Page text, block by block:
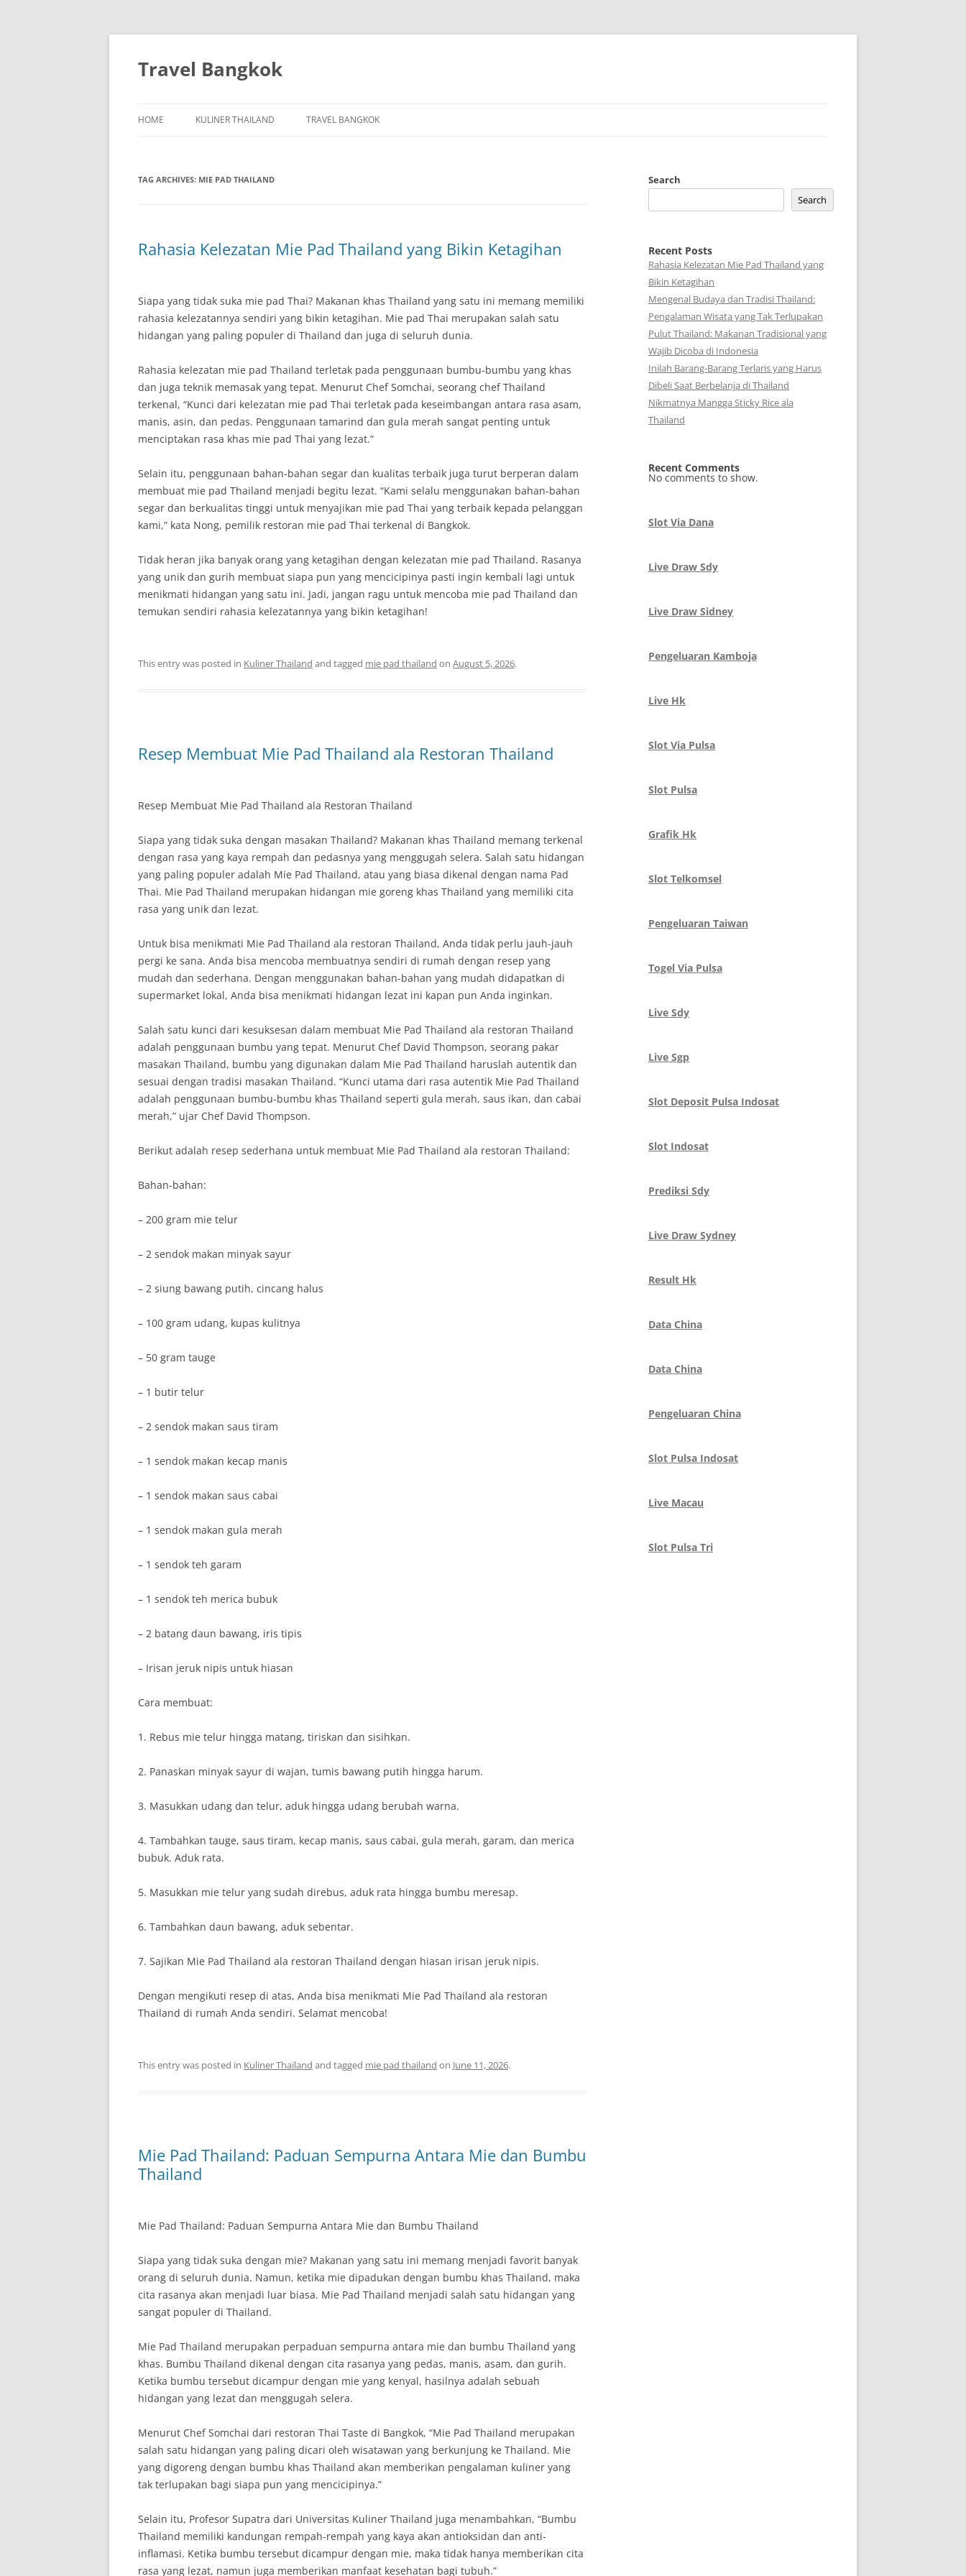
Skip
Travel Bangkok
HOME KULINER THAILAND TRAVEL BANGKOK
TAG ARCHIVES: MIE PAD THAILAND
Rahasia Kelezatan Mie Pad Thailand yang Bikin Ketagihan
Siapa yang tidak suka mie pad Thai? Makanan khas Thailand yang satu ini memang memiliki
rahasia kelezatannya sendiri yang bikin ketagihan. Mie pad Thai merupakan salah satu
hidangan yang paling populer di Thailand dan juga di seluruh dunia.
Rahasia kelezatan mie pad Thailand terletak pada penggunaan bumbu-bumbu yang khas
dan juga teknik memasak yang tepat. Menurut Chef Somchai, seorang chef Thailand
terkenal, “Kunci dari kelezatan mie pad Thai terletak pada keseimbangan antara rasa asam,
manis, asin, dan pedas. Penggunaan tamarind dan gula merah sangat penting untuk
menciptakan rasa khas mie pad Thai yang lezat.”
Selain itu, penggunaan bahan-bahan segar dan kualitas terbaik juga turut berperan dalam
membuat mie pad Thailand menjadi begitu lezat. “Kami selalu menggunakan bahan-bahan
segar dan berkualitas tinggi untuk menyajikan mie pad Thai yang terbaik kepada pelanggan
kami,” kata Nong, pemilik restoran mie pad Thai terkenal di Bangkok.
Tidak heran jika banyak orang yang ketagihan dengan kelezatan mie pad Thailand. Rasanya
yang unik dan gurih membuat siapa pun yang mencicipinya pasti ingin kembali lagi untuk
menikmati hidangan yang satu ini. Jadi, jangan ragu untuk mencoba mie pad Thailand dan
temukan sendiri rahasia kelezatannya yang bikin ketagihan!
This entry was posted in Kuliner Thailand and tagged mie pad thailand on August 5, 2026.
Resep Membuat Mie Pad Thailand ala Restoran Thailand
Resep Membuat Mie Pad Thailand ala Restoran Thailand
Siapa yang tidak suka dengan masakan Thailand? Makanan khas Thailand memang terkenal
dengan rasa yang kaya rempah dan pedasnya yang menggugah selera. Salah satu hidangan
yang paling populer adalah Mie Pad Thailand, atau yang biasa dikenal dengan nama Pad
Thai. Mie Pad Thailand merupakan hidangan mie goreng khas Thailand yang memiliki cita
rasa yang unik dan lezat.
Untuk bisa menikmati Mie Pad Thailand ala restoran Thailand, Anda tidak perlu jauh-jauh
pergi ke sana. Anda bisa mencoba membuatnya sendiri di rumah dengan resep yang
mudah dan sederhana. Dengan menggunakan bahan-bahan yang mudah didapatkan di
supermarket lokal, Anda bisa menikmati hidangan lezat ini kapan pun Anda inginkan.
Salah satu kunci dari kesuksesan dalam membuat Mie Pad Thailand ala restoran Thailand
adalah penggunaan bumbu yang tepat. Menurut Chef David Thompson, seorang pakar
masakan Thailand, bumbu yang digunakan dalam Mie Pad Thailand haruslah autentik dan
sesuai dengan tradisi masakan Thailand. “Kunci utama dari rasa autentik Mie Pad Thailand
adalah penggunaan bumbu-bumbu khas Thailand seperti gula merah, saus ikan, dan cabai
merah,” ujar Chef David Thompson.
Berikut adalah resep sederhana untuk membuat Mie Pad Thailand ala restoran Thailand:
Bahan-bahan:
– 200 gram mie telur
– 2 sendok makan minyak sayur
– 2 siung bawang putih, cincang halus
– 100 gram udang, kupas kulitnya
– 50 gram tauge
– 1 butir telur
– 2 sendok makan saus tiram
– 1 sendok makan kecap manis
– 1 sendok makan saus cabai
– 1 sendok makan gula merah
– 1 sendok teh garam
– 1 sendok teh merica bubuk
– 2 batang daun bawang, iris tipis
– Irisan jeruk nipis untuk hiasan
Cara membuat:
1. Rebus mie telur hingga matang, tiriskan dan sisihkan.
2. Panaskan minyak sayur di wajan, tumis bawang putih hingga harum.
3. Masukkan udang dan telur, aduk hingga udang berubah warna.
4. Tambahkan tauge, saus tiram, kecap manis, saus cabai, gula merah, garam, dan merica
bubuk. Aduk rata.
5. Masukkan mie telur yang sudah direbus, aduk rata hingga bumbu meresap.
6. Tambahkan daun bawang, aduk sebentar.
7. Sajikan Mie Pad Thailand ala restoran Thailand dengan hiasan irisan jeruk nipis.
Dengan mengikuti resep di atas, Anda bisa menikmati Mie Pad Thailand ala restoran
Thailand di rumah Anda sendiri. Selamat mencoba!
This entry was posted in Kuliner Thailand and tagged mie pad thailand on June 11, 2026.
Mie Pad Thailand: Paduan Sempurna Antara Mie dan Bumbu
Thailand
Mie Pad Thailand: Paduan Sempurna Antara Mie dan Bumbu Thailand
Siapa yang tidak suka dengan mie? Makanan yang satu ini memang menjadi favorit banyak
orang di seluruh dunia. Namun, ketika mie dipadukan dengan bumbu khas Thailand, maka
cita rasanya akan menjadi luar biasa. Mie Pad Thailand menjadi salah satu hidangan yang
sangat populer di Thailand.
Mie Pad Thailand merupakan perpaduan sempurna antara mie dan bumbu Thailand yang
khas. Bumbu Thailand dikenal dengan cita rasanya yang pedas, manis, asam, dan gurih.
Ketika bumbu tersebut dicampur dengan mie yang kenyal, hasilnya adalah sebuah
hidangan yang lezat dan menggugah selera.
Menurut Chef Somchai dari restoran Thai Taste di Bangkok, “Mie Pad Thailand merupakan
salah satu hidangan yang paling dicari oleh wisatawan yang berkunjung ke Thailand. Mie
yang digoreng dengan bumbu khas Thailand akan memberikan pengalaman kuliner yang
tak terlupakan bagi siapa pun yang mencicipinya.”
Selain itu, Profesor Supatra dari Universitas Kuliner Thailand juga menambahkan, “Bumbu
Thailand memiliki kandungan rempah-rempah yang kaya akan antioksidan dan anti-
inflamasi. Ketika bumbu tersebut dicampur dengan mie, maka tidak hanya memberikan cita
rasa yang lezat, namun juga memberikan manfaat kesehatan bagi tubuh.”
Search
Search
Recent Posts
Rahasia Kelezatan Mie Pad Thailand yang
Bikin Ketagihan
Mengenal Budaya dan Tradisi Thailand:
Pengalaman Wisata yang Tak Terlupakan
Pulut Thailand: Makanan Tradisional yang
Wajib Dicoba di Indonesia
Inilah Barang-Barang Terlaris yang Harus
Dibeli Saat Berbelanja di Thailand
Nikmatnya Mangga Sticky Rice ala
Thailand
Recent Comments
No comments to show.
Slot Via Dana
Live Draw Sdy
Live Draw Sidney
Pengeluaran Kamboja
Live Hk
Slot Via Pulsa
Slot Pulsa
Grafik Hk
Slot Telkomsel
Pengeluaran Taiwan
Togel Via Pulsa
Live Sdy
Live Sgp
Slot Deposit Pulsa Indosat
Slot Indosat
Prediksi Sdy
Live Draw Sydney
Result Hk
Data China
Data China
Pengeluaran China
Slot Pulsa Indosat
Live Macau
Slot Pulsa Tri